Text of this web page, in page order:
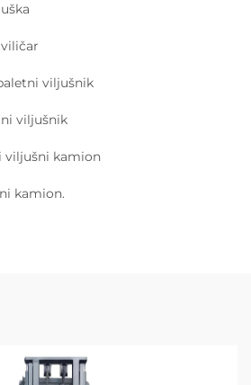
viljušnik
viljušnik
viljušni kamion
kamion.